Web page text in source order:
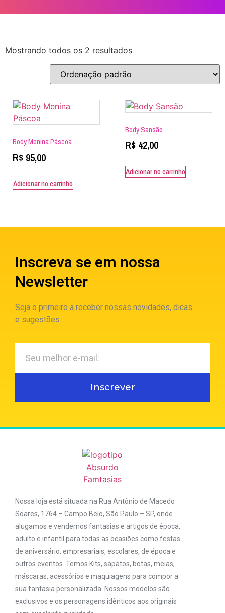
Mostrando todos os 2 resultados
Body Menina Páscoa
R$ 95,00
Adicionar no carrinho
Body Sansão
R$ 42,00
Adicionar no carrinho
Inscreva se em nossa
Newsletter
Seja o primeiro a receber nossas novidades, dicas
e sugestões.
Inscrever
Nossa loja está situada na Rua Antônio de Macedo
Soares, 1764 – Campo Belo, São Paulo – SP, onde
alugamos e vendemos fantasias e artigos de época,
adulto e infantil para todas as ocasiões como festas
de aniversário, empresariais, escolares, de época e
outros eventos. Temos Kits, sapatos, botas, meias,
máscaras, acessórios e maquiagens para compor a
sua fantasia personalizada. Nossos modelos são
exclusivos e os personagens idênticos aos originais